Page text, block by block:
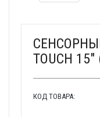
TOUCH
КОД ТОВАРА: